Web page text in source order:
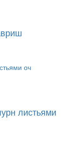
листьями